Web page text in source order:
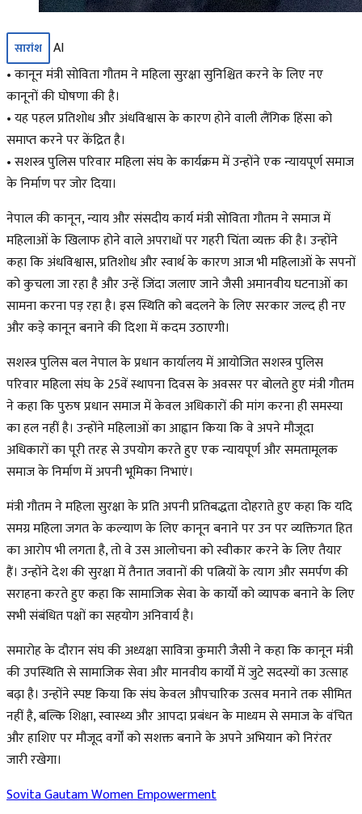
सारांश
AI
• कानून मंत्री सोविता गौतम ने महिला सुरक्षा सुनिश्चित करने के लिए नए
कानूनों की घोषणा की है।
• यह पहल प्रतिशोध और अंधविश्वास के कारण होने वाली लैंगिक हिंसा को
समाप्त करने पर केंद्रित है।
• सशस्त्र पुलिस परिवार महिला संघ के कार्यक्रम में उन्होंने एक न्यायपूर्ण समाज
के निर्माण पर जोर दिया।
नेपाल की कानून, न्याय और संसदीय कार्य मंत्री सोविता गौतम ने समाज में
महिलाओं के खिलाफ होने वाले अपराधों पर गहरी चिंता व्यक्त की है। उन्होंने
कहा कि अंधविश्वास, प्रतिशोध और स्वार्थ के कारण आज भी महिलाओं के सपनों
को कुचला जा रहा है और उन्हें जिंदा जलाए जाने जैसी अमानवीय घटनाओं का
सामना करना पड़ रहा है। इस स्थिति को बदलने के लिए सरकार जल्द ही नए
और कड़े कानून बनाने की दिशा में कदम उठाएगी।
सशस्त्र पुलिस बल नेपाल के प्रधान कार्यालय में आयोजित सशस्त्र पुलिस
परिवार महिला संघ के 25वें स्थापना दिवस के अवसर पर बोलते हुए मंत्री गौतम
ने कहा कि पुरुष प्रधान समाज में केवल अधिकारों की मांग करना ही समस्या
का हल नहीं है। उन्होंने महिलाओं का आह्वान किया कि वे अपने मौजूदा
अधिकारों का पूरी तरह से उपयोग करते हुए एक न्यायपूर्ण और समतामूलक
समाज के निर्माण में अपनी भूमिका निभाएं।
मंत्री गौतम ने महिला सुरक्षा के प्रति अपनी प्रतिबद्धता दोहराते हुए कहा कि यदि
समग्र महिला जगत के कल्याण के लिए कानून बनाने पर उन पर व्यक्तिगत हित
का आरोप भी लगता है, तो वे उस आलोचना को स्वीकार करने के लिए तैयार
हैं। उन्होंने देश की सुरक्षा में तैनात जवानों की पत्नियों के त्याग और समर्पण की
सराहना करते हुए कहा कि सामाजिक सेवा के कार्यों को व्यापक बनाने के लिए
सभी संबंधित पक्षों का सहयोग अनिवार्य है।
समारोह के दौरान संघ की अध्यक्षा सावित्रा कुमारी जैसी ने कहा कि कानून मंत्री
की उपस्थिति से सामाजिक सेवा और मानवीय कार्यों में जुटे सदस्यों का उत्साह
बढ़ा है। उन्होंने स्पष्ट किया कि संघ केवल औपचारिक उत्सव मनाने तक सीमित
नहीं है, बल्कि शिक्षा, स्वास्थ्य और आपदा प्रबंधन के माध्यम से समाज के वंचित
और हाशिए पर मौजूद वर्गों को सशक्त बनाने के अपने अभियान को निरंतर
जारी रखेगा।
Sovita GautamWomen Empowerment